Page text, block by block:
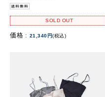
SOLD OUT
価格 : 21,340円(税込)